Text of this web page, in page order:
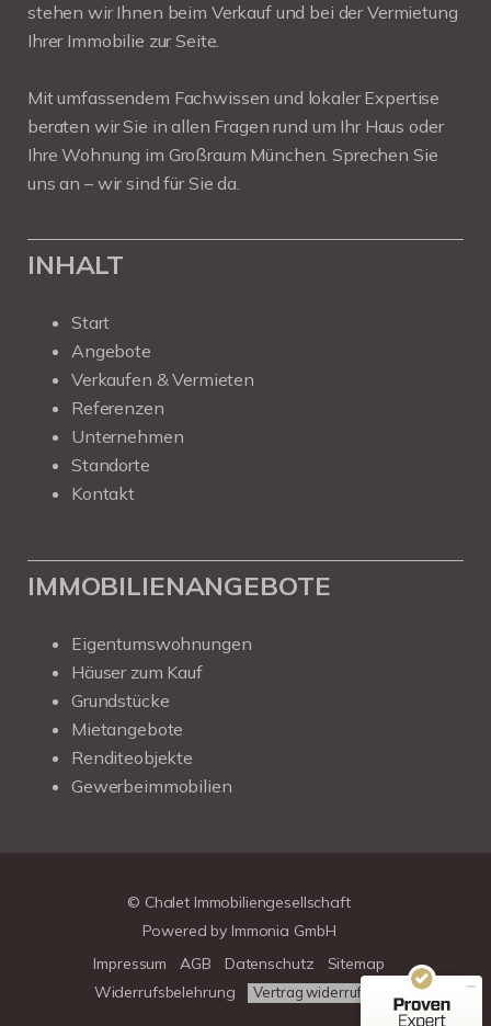
stehen wir Ihnen beim Verkauf und bei der Vermietung
Ihrer Immobilie zur Seite.
Mit umfassendem Fachwissen und lokaler Expertise
beraten wir Sie in allen Fragen rund um Ihr Haus oder
Ihre Wohnung im Großraum München. Sprechen Sie
uns an – wir sind für Sie da.
INHALT
Start
Angebote
Verkaufen & Vermieten
Referenzen
Unternehmen
Standorte
Kontakt
IMMOBILIENANGEBOTE
Eigentumswohnungen
Häuser zum Kauf
Grundstücke
Mietangebote
Renditeobjekte
Gewerbeimmobilien
© Chalet Immobiliengesellschaft
Powered by Immonia GmbH
Impressum
AGB Datenschutz
Sitemap
Widerrufsbelehrung
Vertrag widerrufen
SEHR GUT
4,78 / 5,00
39
Bewertungen auf
313